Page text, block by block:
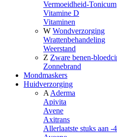
Vermoeidheid-Tonicum
Vitamine D
Vitaminen
W Wondverzorging
Wrattenbehandeling
Weerstand
Z Zware benen-
Zonnebrand
Mondmaskers
Huidverzorging
A Aderma
Apivita
Avene
Axitrans
Allerlaatste stuks aan -